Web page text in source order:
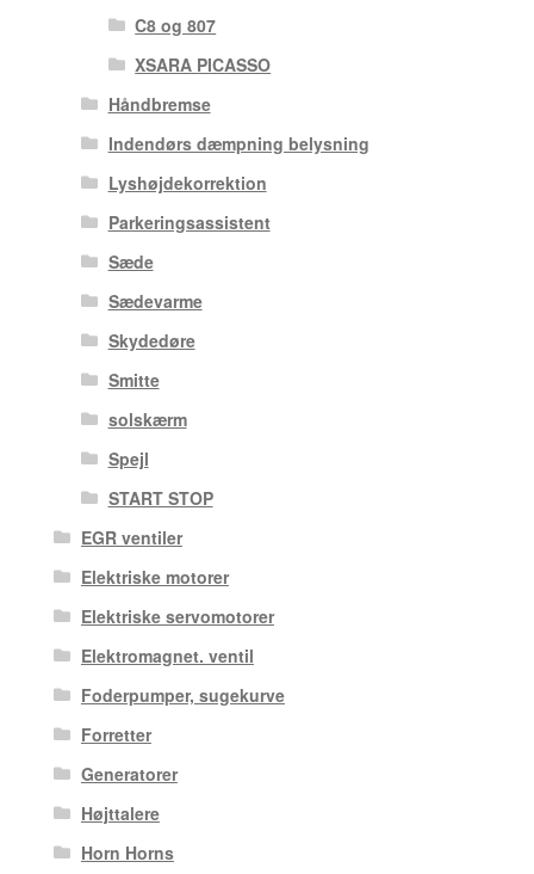
C8 og 807
XSARA PICASSO
Håndbremse
Indendørs dæmpning belysning
Lyshøjdekorrektion
Parkeringsassistent
Sæde
Sædevarme
Skydedøre
Smitte
solskærm
Spejl
START STOP
EGR ventiler
Elektriske motorer
Elektriske servomotorer
Elektromagnet. ventil
Foderpumper, sugekurve
Forretter
Generatorer
Højttalere
Horn Horns